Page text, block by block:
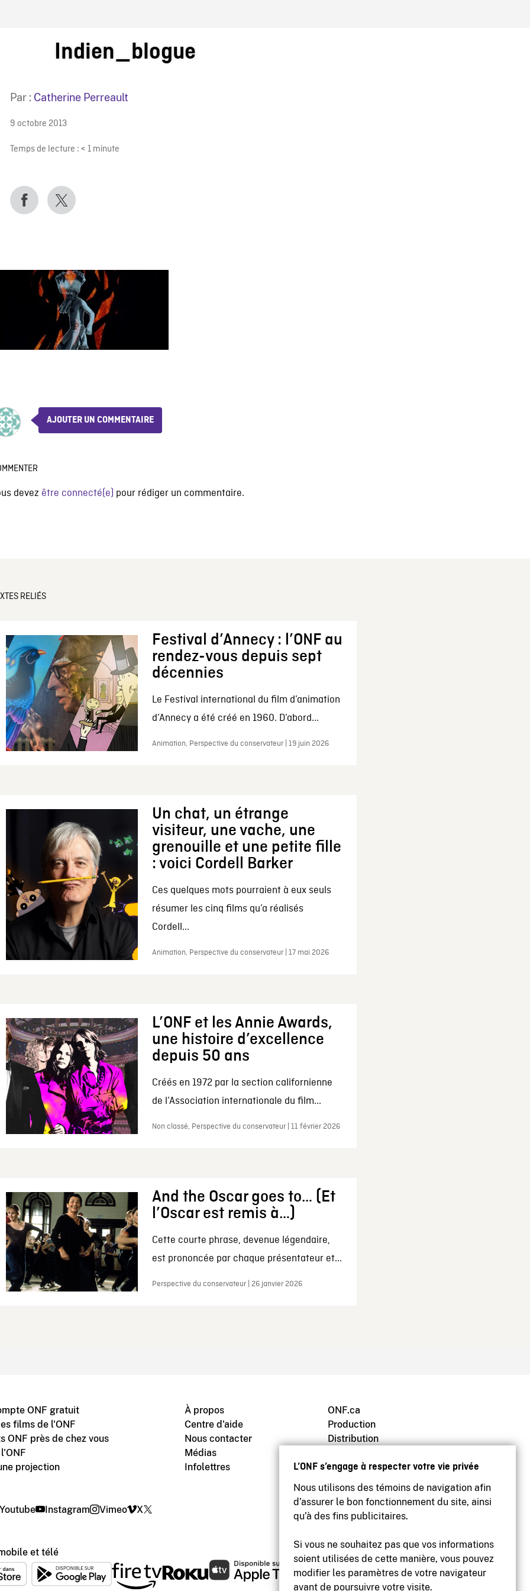
L’ONF s’engage à respecter votre vie privée
Nous utilisons des témoins de navigation afin
d’assurer le bon fonctionnement du site, ainsi
qu’à des fins publicitaires.
Si vous ne souhaitez pas que vos informations
soient utilisées de cette manière, vous pouvez
modifier les paramètres de votre navigateur
avant de poursuivre votre visite.
ONF
Indien_blogue
Par : Catherine Perreault
9 octobre 2013
Temps de lecture : < 1 minute
AJOUTER UN COMMENTAIRE
devez être connecté(e) pour rédiger un commentaire.
RELIÉS
Festival d’Annecy : l’ONF au
rendez-vous depuis sept
décennies
Le Festival international du film d’animation
d’Annecy a été créé en 1960. D’abord...
Animation, Perspective du conservateur | 19 juin 2026
Un chat, un étrange
visiteur, une vache, une
grenouille et une petite fille
: voici Cordell Barker
Ces quelques mots pourraient à eux seuls
résumer les cinq films qu’a réalisés
Cordell...
Animation, Perspective du conservateur | 17 mai 2026
L’ONF et les Annie Awards,
une histoire d’excellence
depuis 50 ans
Créés en 1972 par la section californienne
de l’Association internationale du film...
Non classé, Perspective du conservateur | 11 février 2026
And the Oscar goes to… (Et
l’Oscar est remis à…)
Cette courte phrase, devenue légendaire,
est prononcée par chaque présentateur et...
Perspective du conservateur | 26 janvier 2026
ONF gratuit
films de l'ONF
ONF près de chez vous
projection
À propos
Centre d'aide
Nous contacter
Médias
Infolettres
ONF.ca
Production
Distribution
Archives
Youtube Instagram Vimeo X
et télé